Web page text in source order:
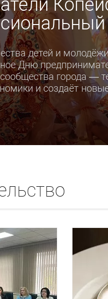
детей и
Дню
города —
и создаёт